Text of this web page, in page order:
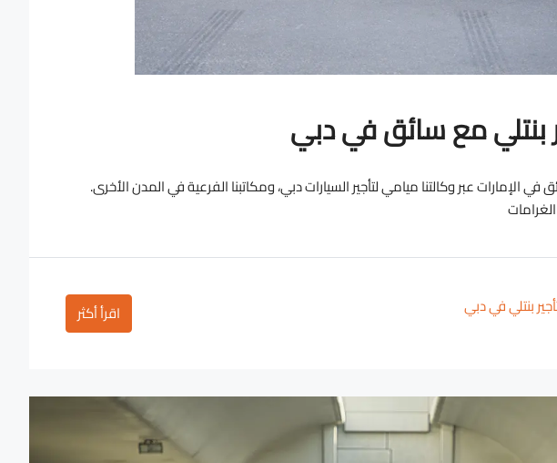
بنتلي مع سائق في دبي
الإمارات عبر وكالتنا ميامي لتأجير السيارات دبي، ومكاتبنا الفرعية في المدن الأخرى.
بنتلي في دبي اقرأ أكثر